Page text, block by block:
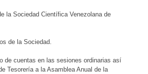
la Sociedad Científica Venezolana de
de la Sociedad.
de cuentas en las sesiones ordinarias así
Tesorería a la Asamblea Anual de la